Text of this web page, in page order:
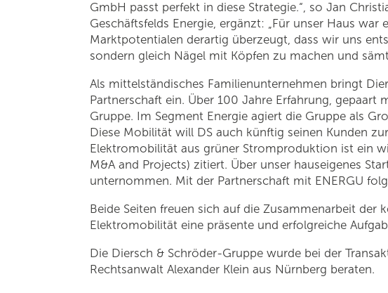
GmbH passt perfekt in diese Strategie.“, so Jan
Geschäftsfelds Energie, ergänzt: „Für unser Haus
Marktpotentialen derartig überzeugt, dass wir uns
sondern gleich Nägel mit Köpfen zu machen und
Als mittelständisches Familienunternehmen bringt
Partnerschaft ein. Über 100 Jahre Erfahrung,
Gruppe. Im Segment Energie agiert die Gruppe als
Diese Mobilität will DS auch künftig seinen Kunden
Elektromobilität aus grüner Stromproduktion ist ein
M&A and Projects) zitiert. Über unser hauseigenes
unternommen. Mit der Partnerschaft mit ENERGU
Beide Seiten freuen sich auf die Zusammenarbeit
Elektromobilität eine präsente und erfolgreiche
Die Diersch & Schröder-Gruppe wurde bei der
Rechtsanwalt Alexander Klein aus Nürnberg beraten.